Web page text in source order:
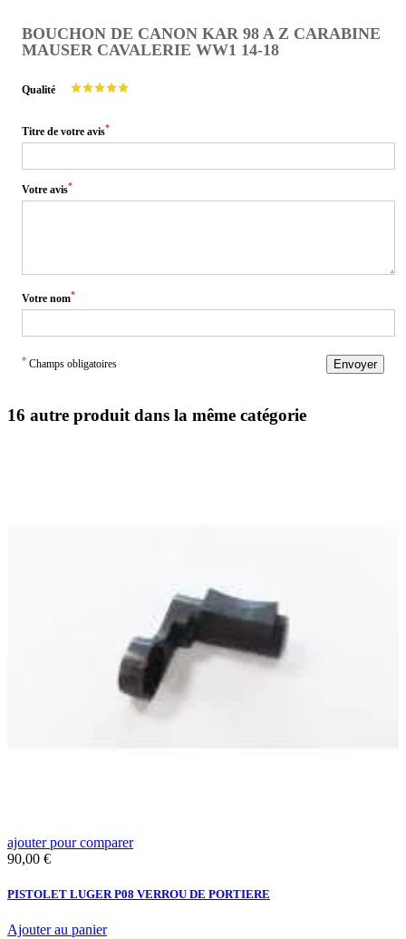
BOUCHON DE CANON KAR 98 A Z CARABINE
MAUSER CAVALERIE WW1 14-18
Qualité
Titre de votre avis*
Votre avis*
Votre nom*
* Champs obligatoires Envoyer
16 autre produit dans la même catégorie
ajouter pour comparer
Prix
90,00 €
PISTOLET LUGER P08 VERROU DE PORTIERE
Ajouter au panier